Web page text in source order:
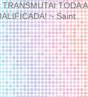
TODA A
~ Saint